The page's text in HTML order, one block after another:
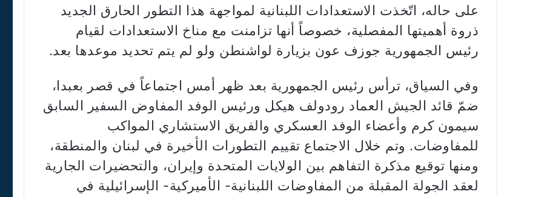
على حاله، اتّخذت الاستعدادات اللبنانية لمواجهة هذا التطور الحارق الجديد
ذروة أهميتها المفصلية، خصوصاً أنها تزامنت مع مناخ الاستعدادات لقيام
رئيس الجمهورية جوزف عون بزيارة لواشنطن ولو لم يتم تحديد موعدها بعد.
وفي السياق، ترأس رئيس الجمهورية بعد ظهر أمس اجتماعاً في قصر بعبدا،
ضمّ قائد الجيش العماد رودولف هيكل ورئيس الوفد المفاوض السفير السابق
سيمون كرم وأعضاء الوفد العسكري والفريق الاستشاري المواكب
للمفاوضات. وتم خلال الاجتماع تقييم التطورات الأخيرة في لبنان والمنطقة،
ومنها توقيع مذكرة التفاهم بين الولايات المتحدة وإيران، والتحضيرات الجارية
لعقد الجولة المقبلة من المفاوضات اللبنانية- الأميركية- الإسرائيلية في